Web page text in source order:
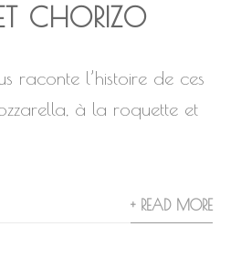
CHORIZO
raconte l’histoire de ces
à la roquette et
+ READ MORE